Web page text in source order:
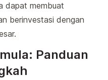
dapat membuat
berinvestasi dengan
Panduan